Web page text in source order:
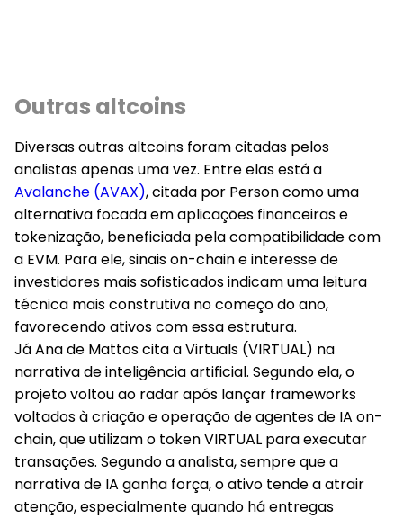
Outras altcoins
Diversas outras altcoins foram citadas pelos
analistas apenas uma vez. Entre elas está a
Avalanche (AVAX), citada por Person como uma
alternativa focada em aplicações financeiras e
tokenização, beneficiada pela compatibilidade com
a EVM. Para ele, sinais on-chain e interesse de
investidores mais sofisticados indicam uma leitura
técnica mais construtiva no começo do ano,
favorecendo ativos com essa estrutura.
Já Ana de Mattos cita aVirtuals (VIRTUAL) na
narrativa de inteligência artificial. Segundo ela, o
projeto voltou ao radar após lançar frameworks
voltados à criação e operação de agentes de IA on-
chain, que utilizam o token VIRTUAL para executar
transações. Segundo a analista, sempre que a
narrativa de IA ganha força, o ativo tende a atrair
atenção, especialmente quando há entregas